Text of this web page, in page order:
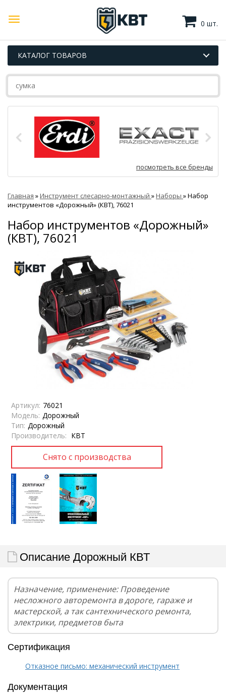
0 шт.
КАТАЛОГ ТОВАРОВ
посмотреть все бренды
Главная »Инструмент слесарно-монтажный »Наборы »Набор
инструментов «Дорожный» (КВТ), 76021
Набор инструментов «Дорожный»
(КВТ), 76021
Артикул: 76021
Модель: Дорожный
Тип: Дорожный
Производитель: КВТ
Описание Дорожный КВТ
Назначение, применение: Проведение
несложного авторемонта в дороге, гараже и
мастерской, а так сантехнического ремонта,
электрики, предметов быта
Сертификация
Отказное письмо: механический инструмент
Документация